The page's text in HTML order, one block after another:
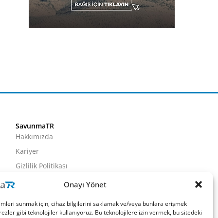
Onayı Yönet
sunmak için, cihaz bilgilerini saklamak ve/veya bunlara erişmek
gibi teknolojiler kullanıyoruz. Bu teknolojilere izin vermek, bu sitedeki
SavunmaTR
Hakkımızda
Kariyer
Gizlilik Politikası